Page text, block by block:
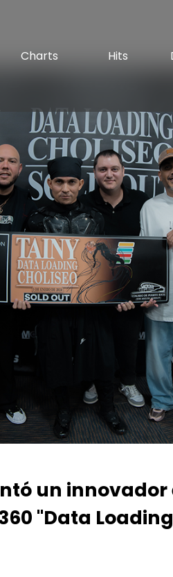
Charts Hits
un
"Data